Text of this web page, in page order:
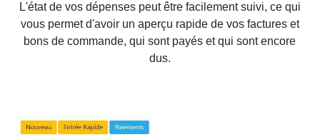
L'état de vos dépenses peut être facilement suivi, ce qui
vous permet d'avoir un aperçu rapide de vos factures et
bons de commande, qui sont payés et qui sont encore
dus.